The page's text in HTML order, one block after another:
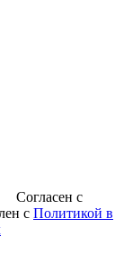
Согласен с
с Политикой в